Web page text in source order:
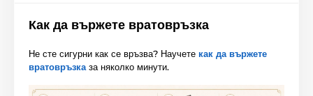
Как да вържете вратовръзка
Не сте сигурни как се връзва? Научете как да вържете
вратовръзка за няколко минути.